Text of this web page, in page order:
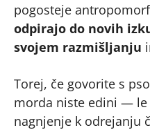
pogosteje
odpirajo do novih
svojem razmišljanju
Torej, če govorite s
morda niste edini — le
nagnjenje k odrejanju